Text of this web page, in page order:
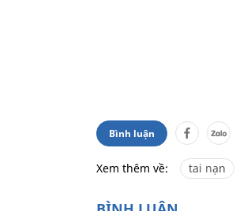
Bình luận
Xem thêm về: tai nạn